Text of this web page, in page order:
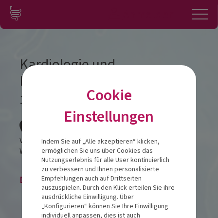
Zum Inhalt springen
Konto
Kardiologie und
Mundgesundheit
14.06.2025
Villa Blanka
Weiherburggasse 86020Innsbruck
Die Veranstaltung ist beendet.
Cookie
Einstellungen
Indem Sie auf „Alle akzeptieren“ klicken,
ermöglichen Sie uns über Cookies das
Nutzungserlebnis für alle User kontinuierlich
zu verbessern und Ihnen personalisierte
Empfehlungen auch auf Drittseiten
auszuspielen. Durch den Klick erteilen Sie ihre
ausdrückliche Einwilligung. Über
„Konfigurieren“ können Sie Ihre Einwilligung
individuell anpassen, dies ist auch